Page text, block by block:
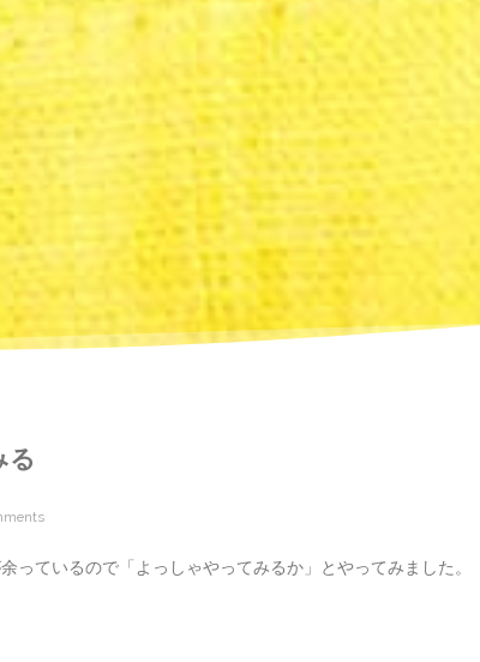
る
っているので「よっしゃやってみるか」とやってみました。